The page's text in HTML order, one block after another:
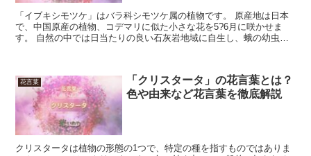
「イブキシモツケ」はバラ科シモツケ属の植物です。 原産地は日本
で、中国原産の植物、コデマリに似た小さな花を5?6月に咲かせま
す。 自然の中では日当たりの良い石灰岩地域に自生し、蛾の幼虫の
花言葉
「クリスタータ」の花言葉とは？
色や由来など花言葉を徹底解説
クリスタータは植物の形態の1つで、特定の種を指すものではありま